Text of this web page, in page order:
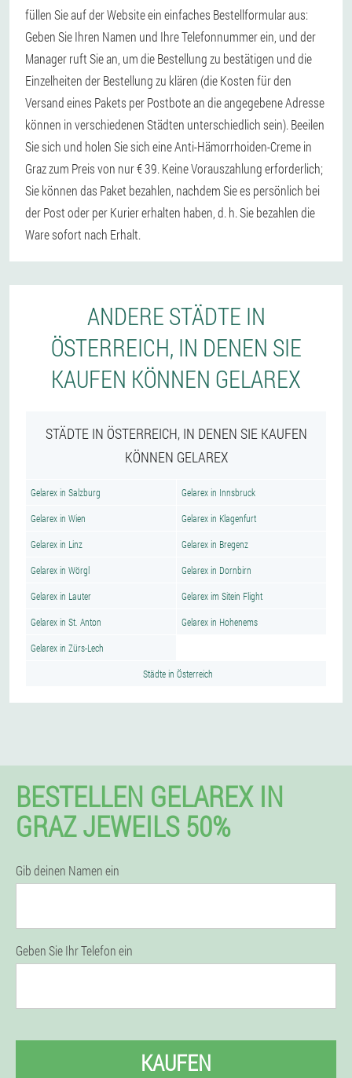
füllen Sie auf der Website ein einfaches Bestellformular aus:
Geben Sie Ihren Namen und Ihre Telefonnummer ein, und der
Manager ruft Sie an, um die Bestellung zu bestätigen und die
Einzelheiten der Bestellung zu klären (die Kosten für den
Versand eines Pakets per Postbote an die angegebene Adresse
können in verschiedenen Städten unterschiedlich sein). Beeilen
Sie sich und holen Sie sich eine Anti-Hämorrhoiden-Creme in
Graz zum Preis von nur € 39. Keine Vorauszahlung erforderlich;
Sie können das Paket bezahlen, nachdem Sie es persönlich bei
der Post oder per Kurier erhalten haben, d. h. Sie bezahlen die
Ware sofort nach Erhalt.
ANDERE STÄDTE IN
ÖSTERREICH, IN DENEN SIE
KAUFEN KÖNNEN GELAREX
STÄDTE IN ÖSTERREICH, IN DENEN SIE KAUFEN
KÖNNEN GELAREX
Gelarex in Salzburg Gelarex in Innsbruck
Gelarex in Wien Gelarex in Klagenfurt
Gelarex in Linz Gelarex in Bregenz
Gelarex in Wörgl Gelarex in Dornbirn
Gelarex in Lauter Gelarex im Sitein Flight
Gelarex in St. Anton Gelarex in Hohenems
Gelarex in Zürs-Lech
Städte in Österreich
BESTELLEN GELAREX IN
GRAZ JEWEILS 50%
Gib deinen Namen ein
Geben Sie Ihr Telefon ein
KAUFEN